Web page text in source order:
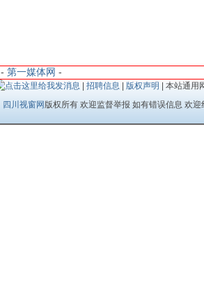
- 第一媒体网 -
招聘信息 版权声明
| 本站通用
四川视窗网 版权所有 欢迎监督举报 如有错误信息 欢迎